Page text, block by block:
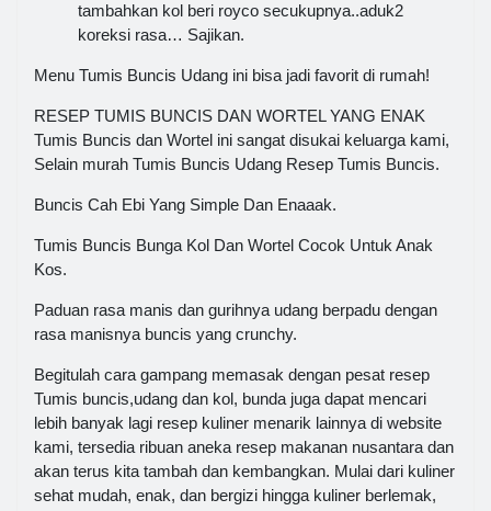
tambahkan kol beri royco secukupnya..aduk2
koreksi rasa… Sajikan.
Menu Tumis Buncis Udang ini bisa jadi favorit di rumah!
RESEP TUMIS BUNCIS DAN WORTEL YANG ENAK
Tumis Buncis dan Wortel ini sangat disukai keluarga kami,
Selain murah Tumis Buncis Udang Resep Tumis Buncis.
Buncis Cah Ebi Yang Simple Dan Enaaak.
Tumis Buncis Bunga Kol Dan Wortel Cocok Untuk Anak
Kos.
Paduan rasa manis dan gurihnya udang berpadu dengan
rasa manisnya buncis yang crunchy.
Begitulah cara gampang memasak dengan pesat resep
Tumis buncis,udang dan kol, bunda juga dapat mencari
lebih banyak lagi resep kuliner menarik lainnya di website
kami, tersedia ribuan aneka resep makanan nusantara dan
akan terus kita tambah dan kembangkan. Mulai dari kuliner
sehat mudah, enak, dan bergizi hingga kuliner berlemak,